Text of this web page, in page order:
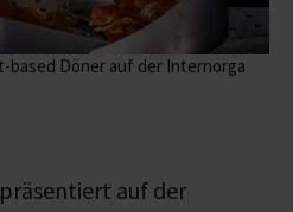
based Döner auf der Internorga
auf der